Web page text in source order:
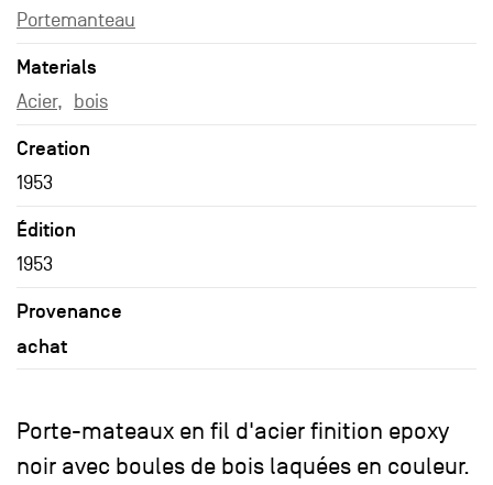
Portemanteau
Materials
Acier bois
Creation
1953
Édition
1953
Provenance
achat
Porte-mateaux en fil d'acier finition epoxy
noir avec boules de bois laquées en couleur.